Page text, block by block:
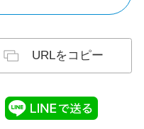
URLをコピー